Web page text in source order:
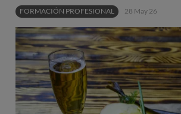
FORMACIÓN PROFESIONAL 28 May 26